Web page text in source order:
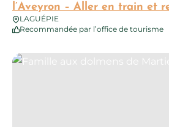
l’Aveyron – Aller en train et
LAGUÉPIE
Recommandée par l’office de tourisme
Famille aux dolmens de Martiel